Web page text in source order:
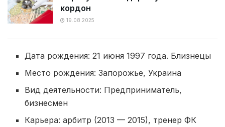
кордон
19.08.2025
Дата рождения: 21 июня 1997 года. Близнецы
Место рождения: Запорожье, Украина
Вид деятельности: Предприниматель,
бизнесмен
Карьера: арбитр (2013 — 2015), тренер ФК